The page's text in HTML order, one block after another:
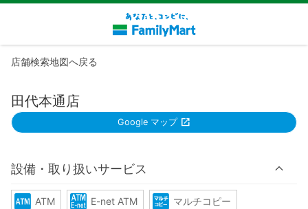
店舗検索地図へ戻る
田代本通店
Google マップ
設備・取り扱いサービス
ATM E-net ATM マルチコピー